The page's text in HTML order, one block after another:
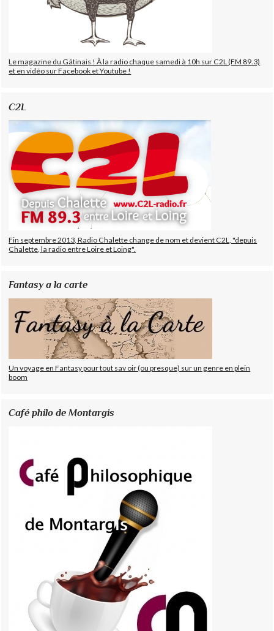
Le magazine du Gâtinais ! À la radio chaque samedi à 10h sur C2L (FM 89.3)
et en vidéo sur Facebook et Youtube !
C2L
Fin septembre 2013, Radio Chalette change de nom et devient C2L, "depuis
Chalette, la radio entre Loire et Loing".
Fantasy a la carte
Un voyage en Fantasy pour tout sav oir (ou presque) sur un genre en plein
boom
Café philo de Montargis